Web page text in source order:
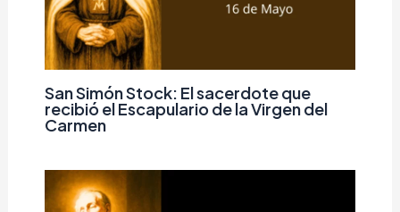
San Simón Stock: El sacerdote que
recibió el Escapulario de la Virgen del
Carmen